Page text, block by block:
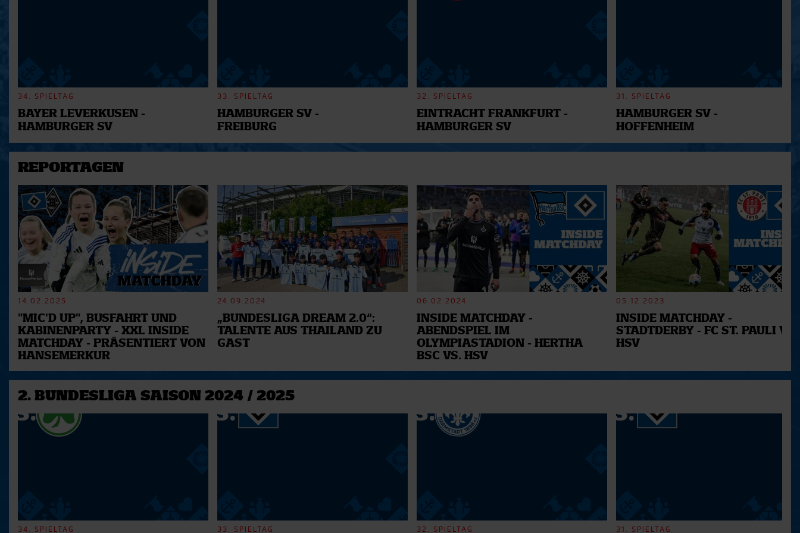
34. SPIELTAG
BAYER LEVERKUSEN -
HAMBURGER SV
33. SPIELTAG
HAMBURGER SV -
FREIBURG
32. SPIELTAG
EINTRACHT FRANKFURT -
HAMBURGER SV
31. SPIELTAG
HAMBURGER SV -
HOFFENHEIM
REPORTAGEN
14.02.2025
"MIC'D UP", BUSFAHRT UND
KABINENPARTY - XXL INSIDE
MATCHDAY - PRÄSENTIERT VON
HANSEMERKUR
24.09.2024
„BUNDESLIGA DREAM 2.0“:
TALENTE AUS THAILAND ZU
GAST
06.02.2024
INSIDE MATCHDAY -
ABENDSPIEL IM
OLYMPIASTADION - HERTHA
BSC VS. HSV
05.12.2023
INSIDE MATCHDAY -
STADTDERBY - FC ST. PAULI VS.
HSV
2. BUNDESLIGA SAISON 2024 / 2025
34. SPIELTAG 33. SPIELTAG 32. SPIELTAG 31. SPIELTAG